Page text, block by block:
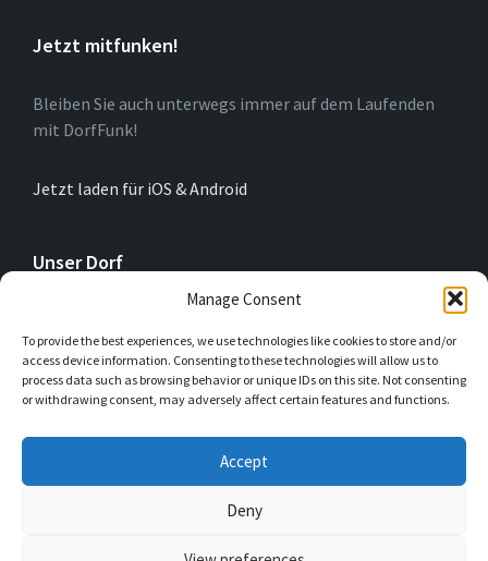
Manage Consent
To provide the best experiences, we use technologies like cookies to store and/or
access device information. Consenting to these technologies will allow us to
process data such as browsing behavior or unique IDs on this site. Not consenting
or withdrawing consent, may adversely affect certain features and functions.
Accept
Deny
Jetzt mitfunken!
Bleiben Sie auch unterwegs immer auf dem Laufenden
mit DorfFunk!
Jetzt laden für iOS & Android
Unser Dorf
Herzkamp bedeutet Wohlfühlen, ländliche Idylle, gutes
Miteinander und vieles mehr. Lasst uns gemeinsam noch
mehr bewegen und näher zusammenkommen für eine
herzliche Zukunft.
Email FacebookInstagram